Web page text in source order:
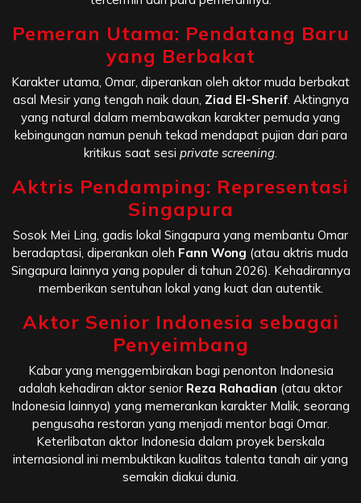
Pemeran Utama: Pendatang Baru
yang Berbakat
Karakter utama, Omar, diperankan oleh aktor muda berbakat
asal Mesir yang tengah naik daun, Ziad El-Sherif. Aktingnya
yang natural dalam membawakan karakter pemuda yang
kebingungan namun penuh tekad mendapat pujian dari para
kritikus saat sesi private screening
Aktris Pendamping: Representasi
Singapura
Sosok Mei Ling, gadis lokal Singapura yang membantu Omar
beradaptasi, diperankan oleh Fann Wong (atau aktris muda
Singapura lainnya yang populer di tahun 2026). Kehadirannya
memberikan sentuhan lokal yang kuat dan autentik.
Aktor Senior Indonesia sebagai
Penyeimbang
Kabar yang menggembirakan bagi penonton Indonesia
adalah kehadiran aktor senior Reza Rahadian (atau aktor
Indonesia lainnya) yang memerankan karakter Malik, seorang
pengusaha restoran yang menjadi mentor bagi Omar.
Keterlibatan aktor Indonesia dalam proyek berskala
internasional ini membuktikan kualitas talenta tanah air yang
semakin diakui dunia.